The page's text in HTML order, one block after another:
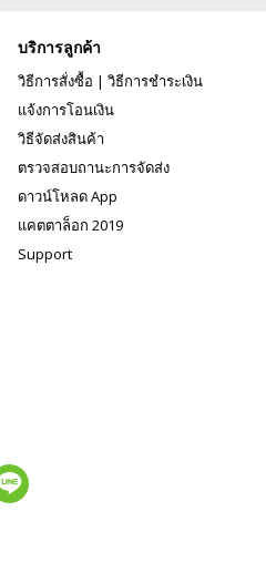
บริการลูกค้า
วิธีการสั่งซื้อ | วิธีการชำระเงิน
แจ้งการโอนเงิน
วิธีจัดส่งสินค้า
ตรวจสอบถานะการจัดส่ง
ดาวน์โหลด App
แคตตาล็อก 2019
Support